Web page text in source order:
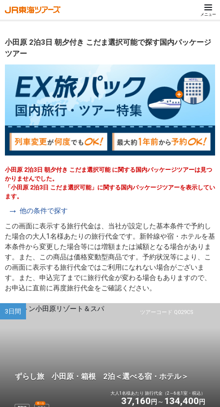
メニュー
小田原 2泊3日 朝夕付き こだま選択可能で探す国内パッケージ
ツアー
小田原 2泊3日 朝夕付き こだま選択可能 に関する国内パッケージツアーは見つ
かりませんでした。
「小田原 2泊3日 こだま選択可能」に関する国内パッケージツアーを表示してい
ます。
他の条件で探す
この画面に表示する旅行代金は、当社が設定した基本条件で予約し
た場合の大人1名様あたりの旅行代金です。新幹線や宿・ホテルを基
本条件から変更した場合等には増額または減額となる場合がありま
す。また、この商品は価格変動型商品です。予約状況等により、こ
の画面に表示する旅行代金ではご利用になれない場合がございま
す。また、申込完了までに旅行代金が変わる場合もありますので、
お申込に直前に再度旅行代金をご確認ください。
ツアーコード Q029CS
3日間
ずらし旅 小田原・箱根 2泊＜選べる宿・ホテル＞
選べる
大人1名様あたり 旅行代金（2～6名1室・税込）
37,160 円 134,400 円